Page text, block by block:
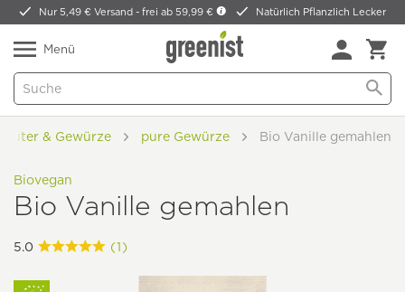
Nur 5,49 € Versand -frei ab 59,99 € Natürlich Pflanzlich Lecker
Menü
& Gewürze pure Gewürze Bio Vanille gemahlen
Biovegan
Bio Vanille gemahlen
5.0 (1)